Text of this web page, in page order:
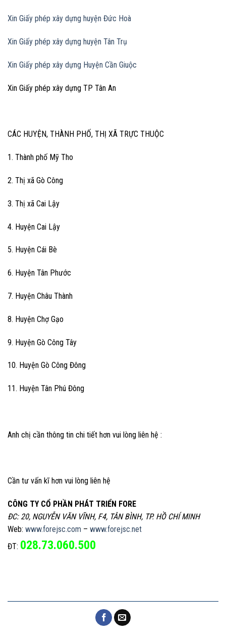
Xin Giấy phép xây dựng huyện Đức Hoà
Xin Giấy phép xây dựng huyện Tân Trụ
Xin Giấy phép xây dựng Huyện Cần Giuộc
Xin Giấy phép xây dựng TP Tân An
CÁC HUYỆN, THÀNH PHỐ, THỊ XÃ TRỰC THUỘC
1. Thành phố Mỹ Tho
2. Thị xã Gò Công
3. Thị xã Cai Lậy
4. Huyện Cai Lậy
5. Huyện Cái Bè
6. Huyện Tân Phước
7. Huyện Châu Thành
8. Huyện Chợ Gạo
9. Huyện Gò Công Tây
10. Huyện Gò Công Đông
11. Huyện Tân Phú Đông
Anh chị cần thông tin chi tiết hơn vui lòng liên hệ :
Cần tư vấn kĩ hơn vui lòng liên hệ
CÔNG TY CỔ PHẦN PHÁT TRIỂN FORE
ĐC: 20, NGUYỄN VĂN VĨNH, F4, TÂN BÌNH, TP. HỒ CHÍ MINH
Web: www.forejsc.com – www.forejsc.net
ĐT: 028.73.060.500